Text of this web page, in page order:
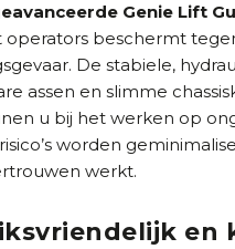
Genie Lift
operators beschermt
De stabiele,
assen en slimme
u bij het werken op
worden
werkt.
en